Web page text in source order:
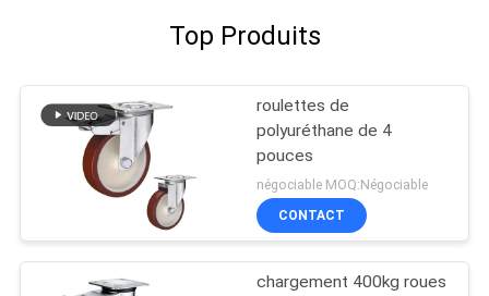
Top Produits
roulettes de
polyuréthane de 4
pouces
négociable MOQ:Négociable
CONTACT
chargement 400kg roues